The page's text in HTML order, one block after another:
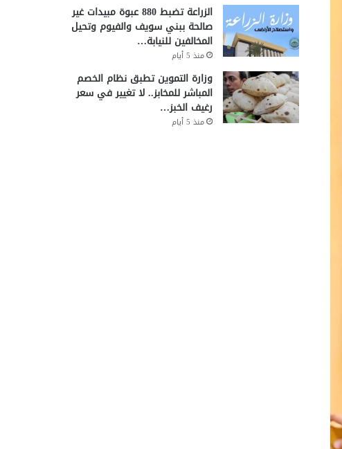
الزراعة تضبط 880 عبوة مبيدات غير
صالحة ببني سويف والفيوم وتحيل
المخالفين للنيابة…
منذ 5 أيام
وزارة التموين تطبق نظام الخصم
المباشر للمخابز.. لا تغيير في سعر
رغيف الخبز…
منذ 5 أيام